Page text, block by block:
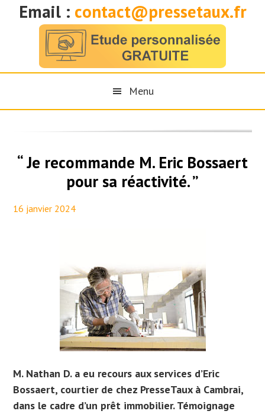
Email : contact@pressetaux.fr
Menu
“ Je recommande M. Eric Bossaert
pour sa réactivité. ”
16 janvier 2024
M. Nathan D. a eu recours aux services d’Eric
Bossaert, courtier de chez PresseTaux à Cambrai,
dans le cadre d’un prêt immobilier. Témoignage